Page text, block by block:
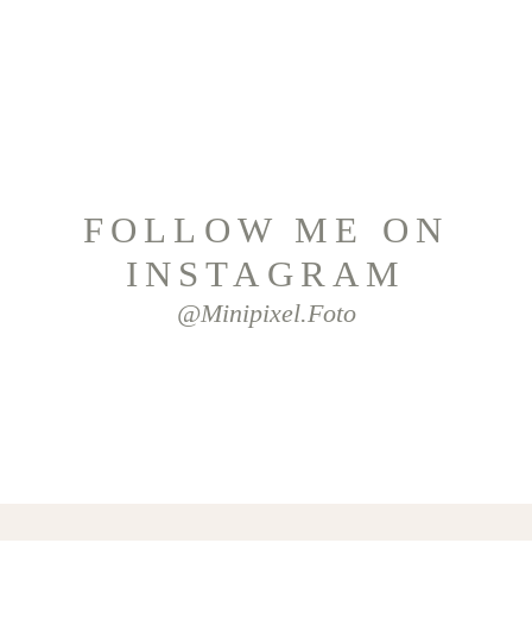
FOLLOW ME ON
INSTAGRAM
@minipixel.foto